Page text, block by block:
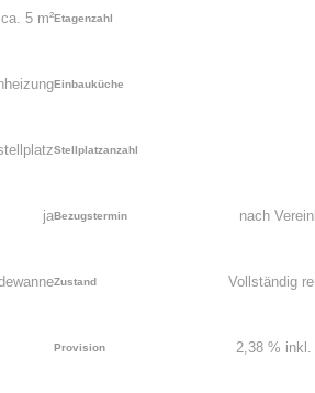
ca. 5 m²Etagenzahl
Einbauküche
Stellplatzanzahl
jaBezugstermin nach
Zustand Vollständig
Provision 2,38 % inkl.